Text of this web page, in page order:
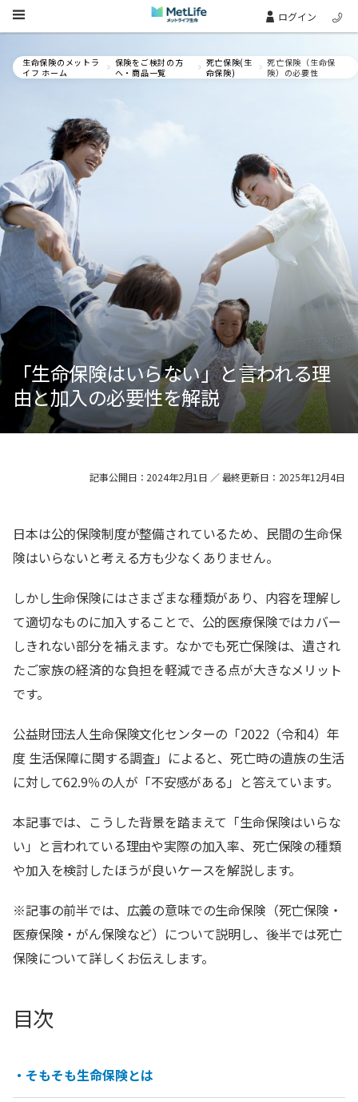
Skip Navigation ログイン
生命保険のメットラ
イフ ホーム
保険をご検討の方
へ・商品一覧
死亡保険(生
命保険)
死亡保険（生命保
険）の必要性
「生命保険はいらない」と言われる理
由と加入の必要性を解説
記事公開日：2024年2月1日 ／ 最終更新日：2025年12月4日
日本は公的保険制度が整備されているため、民間の生命保
険はいらないと考える方も少なくありません。
しかし生命保険にはさまざまな種類があり、内容を理解し
て適切なものに加入することで、公的医療保険ではカバー
しきれない部分を補えます。なかでも死亡保険は、遺され
たご家族の経済的な負担を軽減できる点が大きなメリット
です。
公益財団法人生命保険文化センターの「2022（令和4）年
度 生活保障に関する調査」によると、死亡時の遺族の生活
に対して62.9％の人が「不安感がある」と答えています。
本記事では、こうした背景を踏まえて「生命保険はいらな
い」と言われている理由や実際の加入率、死亡保険の種類
や加入を検討したほうが良いケースを解説します。
※記事の前半では、広義の意味での生命保険（死亡保険・
医療保険・がん保険など）について説明し、後半では死亡
保険について詳しくお伝えします。
目次
・そもそも生命保険とは